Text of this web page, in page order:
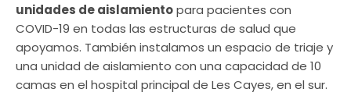
unidades de aislamientopara pacientes con
COVID-19 en todas las estructuras de salud que
apoyamos. También instalamos un espacio de triaje y
una unidad de aislamiento con una capacidad de 10
camas en el hospital principal de Les Cayes, en el sur.